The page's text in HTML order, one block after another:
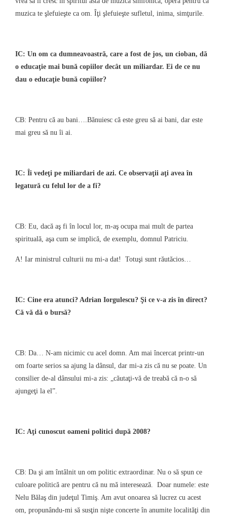
muzica te şlefuieşte ca om. Îţi şlefuieşte sufletul, inima, simţurile.
IC: Un om ca dumneavoastră, care a fost de jos, un cioban, dă
o educaţie mai bună copiilor decât un miliardar. Ei de ce nu
dau o educaţie bună copiilor?
CB: Pentru că au bani….Bănuiesc că este greu să ai bani, dar este
mai greu să nu îi ai.
IC: Îi vedeţi pe miliardari de azi. Ce observaţii aţi avea în
legatură cu felul lor de a fi?
CB: Eu, dacă aş fi în locul lor, m-aş ocupa mai mult de partea
spirituală, aşa cum se implică, de exemplu, domnul Patriciu.
A! Iar ministrul culturii nu mi-a dat! Totuşi sunt răutăcios…
IC: Cine era atunci? Adrian Iorgulescu? Şi ce v-a zis în direct?
Că vă dă o bursă?
CB: Da… N-am nicimic cu acel domn. Am mai încercat printr-un
om foarte serios sa ajung la dânsul, dar mi-a zis că nu se poate. Un
consilier de-al dânsului mi-a zis: „căutaţi-vă de treabă că n-o să
ajungeţi la el”.
IC: Aţi cunoscut oameni politici după 2008?
CB: Da şi am întâlnit un om politic extraordinar. Nu o să spun ce
culoare politică are pentru că nu mă interesează.
Doar numele: este
Nelu Bălaş din judeţul Timiş. Am avut onoarea să lucrez cu acest
om, propunându-mi să susţin nişte concerte în anumite localităţi din